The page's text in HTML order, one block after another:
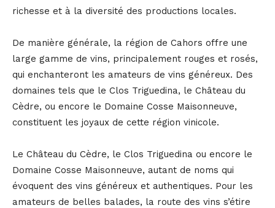
richesse et à la diversité des productions locales.
De manière générale, la région de Cahors offre une
large gamme de vins, principalement rouges et rosés,
qui enchanteront les amateurs de vins généreux. Des
domaines tels que le Clos Triguedina, le Château du
Cèdre, ou encore le Domaine Cosse Maisonneuve,
constituent les joyaux de cette région vinicole.
Le Château du Cèdre, le Clos Triguedina ou encore le
Domaine Cosse Maisonneuve, autant de noms qui
évoquent des vins généreux et authentiques. Pour les
amateurs de belles balades, la route des vins s’étire